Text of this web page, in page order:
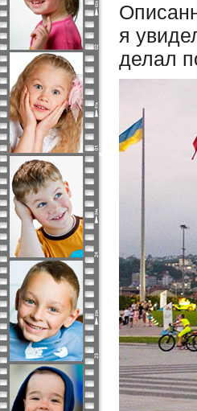
я
делал